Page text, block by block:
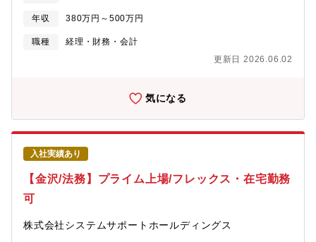
や海外子会社管理、新規事業支援など、幅広い領域で専門性を高
めていただけます。■経理・会計の知識や経験を活かしながら、キ
ャリアの幅を広げたい方におすすめのポジションです。＜このポ
チームで協力しながら業務を進めています◎ ジョブローテーショ
挑戦できます◎ 新規事業支援に携わる機会もあり、事業成長を支
えるやりがいを実感できます◎ 経理としての専門性を高めなが
ら、中長期的なキャリア形成が可能です◎年間休日126日/完全週
休2日制/出社・在宅のハイブリッド勤務可能/フレックスタイム利
用可（部門規定有）
年収 380万円～500万円
職種
経理・財務・会計
更新日 2026.06.02
気になる
入社実績あり
【金沢/法務】プライム上場/フレックス・在宅勤務
可
株式会社システムサポートホールディングス